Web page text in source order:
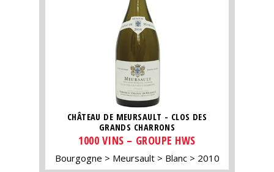
CHÂTEAU DE MEURSAULT - CLOS DES
GRANDS CHARRONS
1000 VINS – GROUPE HWS
Bourgogne Meursault Blanc 2010